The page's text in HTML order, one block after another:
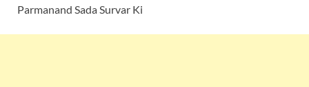
Parmanand Sada Survar Ki